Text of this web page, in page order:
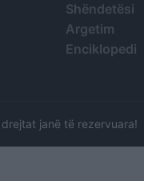
Shëndetësi
Argetim
Enciklopedi
janë të rezervuara!